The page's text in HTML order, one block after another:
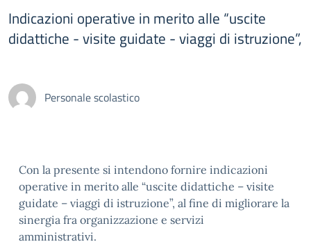
Indicazioni operative in merito alle “uscite
didattiche - visite guidate - viaggi di istruzione”,
Personale scolastico
Con la presente si intendono fornire indicazioni
operative in merito alle “uscite didattiche – visite
guidate – viaggi di istruzione”, al fine di migliorare la
sinergia fra organizzazione e servizi
amministrativi.